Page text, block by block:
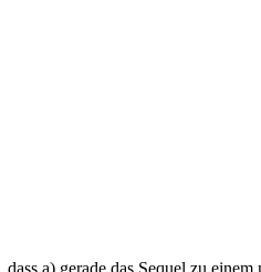
a) gerade das Sequel zu